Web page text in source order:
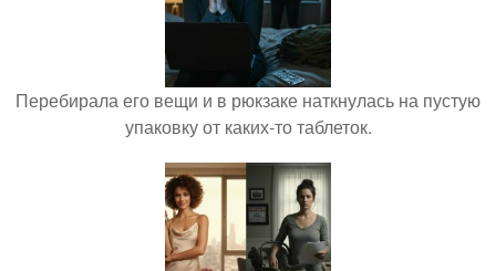
Перебирала его вещи и в рюкзаке наткнулась на пустую
упаковку от каких-то таблеток.